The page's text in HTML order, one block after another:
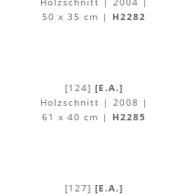
50 x 35 cm |
H2282
[124] [E.A.]
Holzschnitt | 2008 |
61 x 40 cm |
H2285
[127] [E.A.]